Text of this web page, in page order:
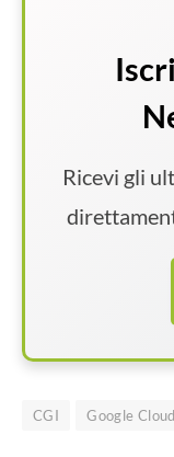
Ricevi gli
CGI Google Cloud